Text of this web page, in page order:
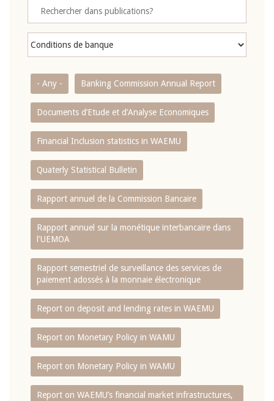
- Any - Banking Commission Annual Report
Documents d’Etude et d’Analyse Economiques
Financial Inclusion statistics in WAEMU
Quaterly Statistical Bulletin
Rapport annuel de la Commission Bancaire
Rapport annuel sur la monétique interbancaire dans
l'UEMOA
Rapport semestriel de surveillance des services de
paiement adossés à la monnaie électronique
Report on deposit and lending rates in WAEMU
Report on Monetary Policy in WAMU
Report on Monetary Policy in WAMU
Report on WAEMU’s financial market infrastructures,